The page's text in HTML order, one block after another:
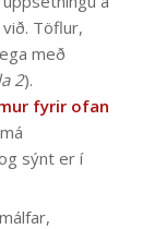
Töflur,
með
2).
fyrir ofan
sýnt er í